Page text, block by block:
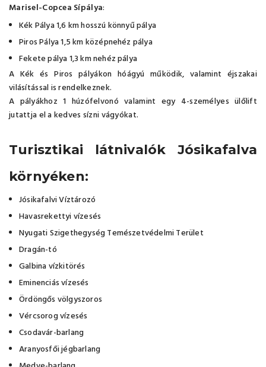
Marisel-Copcea Sípálya:
Kék Pálya 1,6 km hosszú könnyű pálya
Piros Pálya 1,5 km középnehéz pálya
Fekete pálya 1,3 km nehéz pálya
A Kék és Piros pályákon hóágyú működik, valamint éjszakai
vilásítással is rendelkeznek.
A pályákhoz 1 húzófelvonó valamint egy 4-személyes ülőlift
jutattja el a kedves sízni vágyókat.
Turisztikai látnivalók Jósikafalva
környéken:
Jósikafalvi Víztározó
Havasrekettyi vízesés
Nyugati Szigethegység Temészetvédelmi Terület
Dragán-tó
Galbina vízkitörés
Eminenciás vízesés
Ördöngős völgyszoros
Vércsorog vízesés
Csodavár-barlang
Aranyosfői jégbarlang